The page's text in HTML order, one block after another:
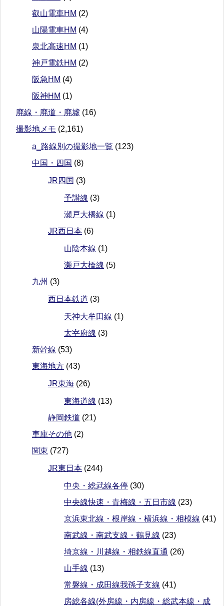
叡山電車HM (2)
山陽電車HM (4)
泉北高速HM (1)
神戸電鉄HM (2)
阪急HM (4)
阪神HM (1)
廃線・廃道・廃墟 (16)
撮影地メモ (2,161)
a_路線別の撮影地一覧 (123)
中国・四国 (8)
JR四国 (3)
予讃線 (3)
瀬戸大橋線 (1)
JR西日本 (6)
山陰本線 (1)
瀬戸大橋線 (5)
九州 (3)
西日本鉄道 (3)
天神大牟田線 (1)
太宰府線 (3)
新幹線 (53)
東海地方 (43)
JR東海 (26)
東海道線 (13)
静岡鉄道 (21)
車庫その他 (2)
関東 (727)
JR東日本 (244)
中央・総武線各停 (30)
中央線快速・青梅線・五日市線 (23)
京浜東北線・根岸線・横浜線・相模線 (41)
南武線・南武支線・鶴見線 (23)
埼京線・川越線・相鉄線直通 (26)
山手線 (13)
常磐線・成田線我孫子支線 (41)
房総各線(外房線・内房線・総武本線・成